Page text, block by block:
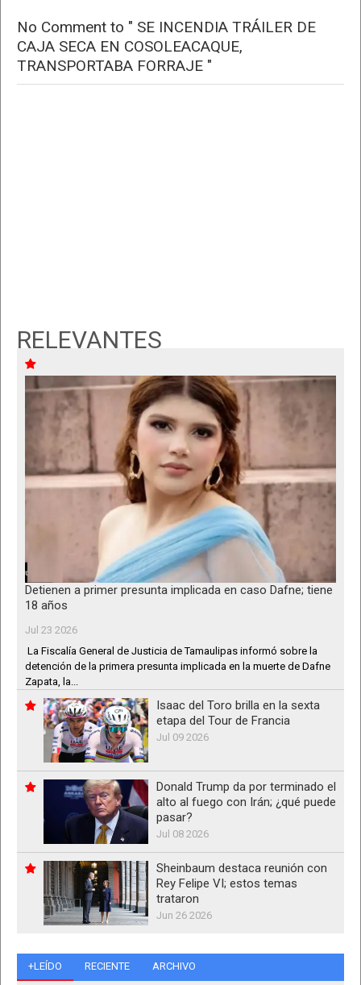
No Comment to " SE INCENDIA TRÁILER DE
CAJA SECA EN COSOLEACAQUE,
TRANSPORTABA FORRAJE "
RELEVANTES
Detienen a primer presunta implicada en caso Dafne; tiene
18 años
Jul 23 2026
La Fiscalía General de Justicia de Tamaulipas informó sobre la
detención de la primera presunta implicada en la muerte de Dafne
Zapata, la...
Isaac del Toro brilla en la sexta
etapa del Tour de Francia
Jul 09 2026
Donald Trump da por terminado el
alto al fuego con Irán; ¿qué puede
pasar?
Jul 08 2026
Sheinbaum destaca reunión con
Rey Felipe VI; estos temas
trataron
Jun 26 2026
+LEÍDO RECIENTE ARCHIVO